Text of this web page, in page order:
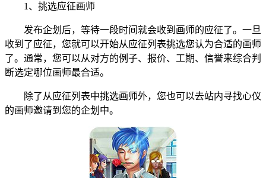
1、挑选应征画师
发布企划后，等待一段时间就会收到画师的应征了。一旦
收到了应征，您就可以开始从应征列表挑选您认为合适的画师
了。通常，您可以从对方的例子、报价、工期、信誉来综合判
断选定哪位画师最合适。
除了从应征列表中挑选画师外，您也可以去站内寻找心仪
的画师邀请到您的企划中。